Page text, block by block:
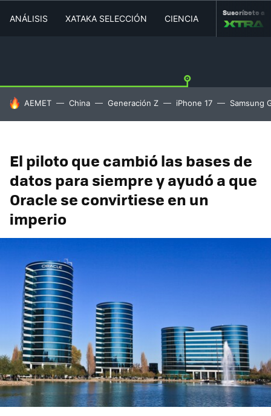
ANÁLISIS XATAKA SELECCIÓN CIENCIA MOVILIDAD
Suscríbete a
HOY SE HABLA DE
AEMET China Generación Z iPhone 17 Samsung
El piloto que cambió las bases de
datos para siempre y ayudó a que
Oracle se convirtiese en un
imperio